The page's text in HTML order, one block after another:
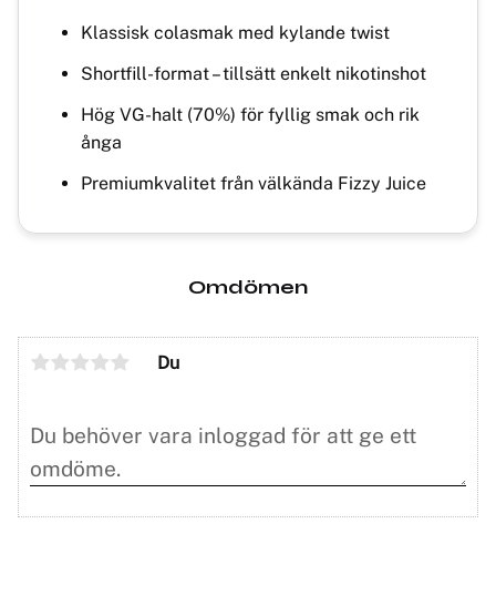
Klassisk colasmak med kylande twist
Shortfill-format – tillsätt enkelt nikotinshot
Hög VG-halt (70%) för fyllig smak och rik
ånga
Premiumkvalitet från välkända Fizzy Juice
Omdömen
Du